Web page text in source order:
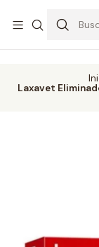
Feriado 21-05-2026
día solo área
Pedidos hasta 16
Laxavet